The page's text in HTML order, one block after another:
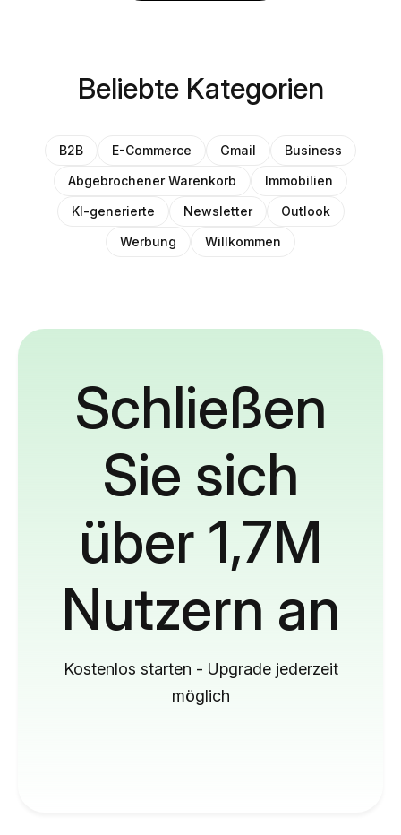
Beliebte Kategorien
B2B E-Commerce Gmail
Business
Abgebrochener Warenkorb
Immobilien
KI-generierte
Newsletter
Outlook
Werbung
Willkommen
Schließen
Sie sich
über 1,7M
Nutzern an
Kostenlos starten - Upgrade jederzeit
möglich